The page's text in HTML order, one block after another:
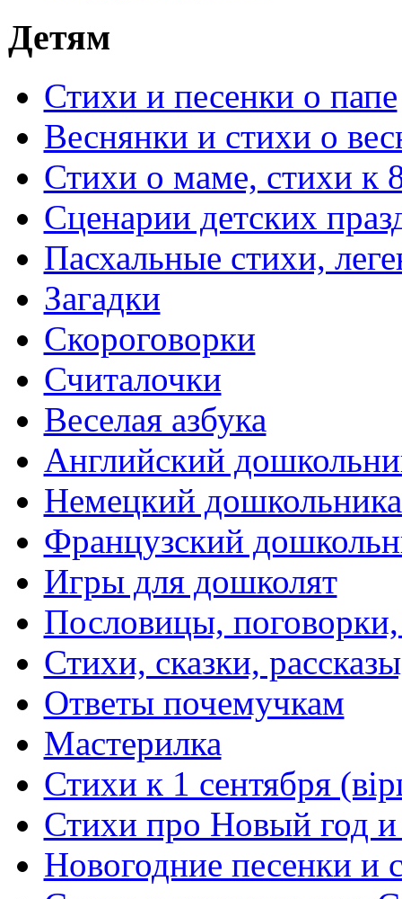
Детям
Стихи и песенки о папе
Веснянки и стихи о
Стихи о маме, стихи к
Сценарии детских
Пасхальные стихи,
Загадки
Скороговорки
Считалочки
Веселая азбука
Английский
Немецкий
Французский
Игры для дошколят
Пословицы,
Стихи, сказки,
Ответы почемучкам
Мастерилка
Стихи к 1 сентября
Стихи про Новый год
Новогодние песенки и